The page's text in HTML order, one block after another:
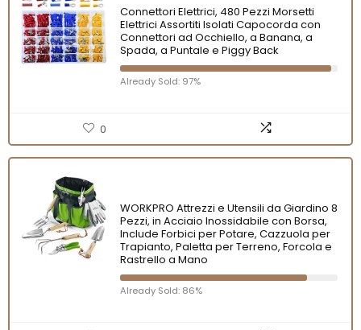
Connettori Elettrici, 480 Pezzi Morsetti
Elettrici Assortiti Isolati Capocorda con
Connettori ad Occhiello, a Banana, a
Spada, a Puntale e Piggy Back
Already Sold: 97%
0
WORKPRO Attrezzi e Utensili da Giardino 8
Pezzi, in Acciaio Inossidabile con Borsa,
Include Forbici per Potare, Cazzuola per
Trapianto, Paletta per Terreno, Forcola e
Rastrello a Mano
Already Sold: 86%